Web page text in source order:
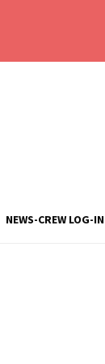
NEWS-CREW LOG-IN